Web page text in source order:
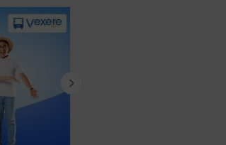
keyboard_arrow_right